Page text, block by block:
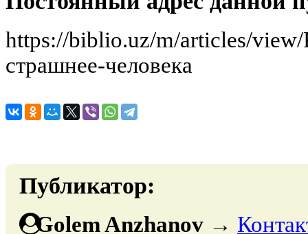
https://biblio.uz/m/articles/view/
страшнее-человека
Публикатор:
Golem Anzhanov →